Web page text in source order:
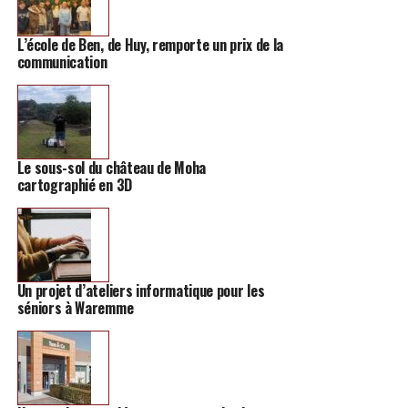
mesures liées à la transition écologique. Pour illustrer
ses propos, il évoque un projet avec des agriculteurs. Il
s’agit de planter du miscanthus aux abords des champs.
Cette plante, à croissance rapide, pourrait aider à lutter
contre les inondations. Elle ralentit l’écoulement des
eaux et de la boue. Par ailleurs, pour la liste, le dialogue
avec les agriculteurs et entre communes est essentiel
pour trouver des solutions durables.
L’école de Ben, de Huy, remporte un prix de la
communication
Le sous-sol du château de Moha
cartographié en 3D
Un projet d’ateliers informatique pour les
séniors à Waremme